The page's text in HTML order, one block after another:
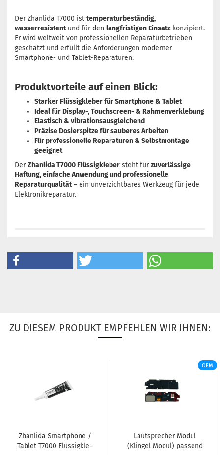
Der Zhanlida T7000 ist temperaturbeständig,
wasserresistentund für den langfristigen Einsatz konzipiert.
Er wird weltweit von professionellen Reparaturbetrieben
geschätzt und erfüllt die Anforderungen moderner
Smartphone- und Tablet-Reparaturen.
Produktvorteile auf einen Blick:
Starker Flüssigkleber für Smartphone & Tablet
Ideal für Display-, Touchscreen- & Rahmenverklebung
Elastisch & vibrationsausgleichend
Präzise Dosierspitze für sauberes Arbeiten
Für professionelle Reparaturen & Selbstmontage
geeignet
DerZhanlida T7000 Flüssigkleber steht fürzuverlässige
Haftung, einfache Anwendung und professionelle
Reparaturqualität– ein unverzichtbares Werkzeug für jede
Elektronikreparatur.
ZU DIESEM PRODUKT EMPFEHLEN WIR IHNEN:
Zhan­li­da Smart­pho­ne /
Ta­blet T7000 Flüs­sig­kle­
OEM
Laut­spre­cher Modul
(Klin­gel Modul) pas­send